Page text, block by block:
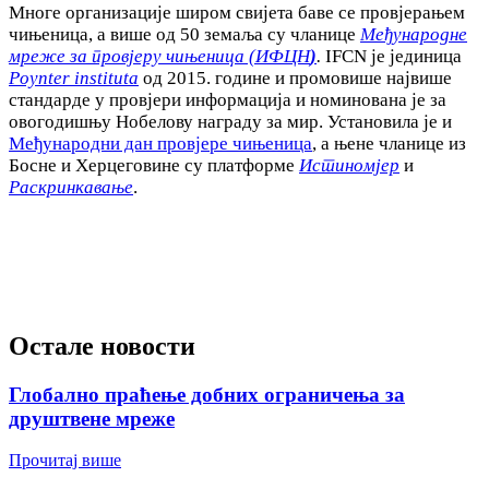
Многе организације широм свијета баве се провјерањем
чињеница, а више од 50 земаља су чланице Међународне
мреже за провјеру чињеница (ИФЦН). IFCN је јединица
Poynter instituta од 2015. године и промовише највише
стандарде у провјери информација и номинована је за
овогодишњу Нобелову награду за мир. Установила је и
Међународни дан провјере чињеница, а њене чланице из
Босне и Херцеговине су платформе Истиномјер и
Раскринкавање.
Остале новости
Глобално праћење добних ограничења за
друштвене мреже
Прочитај више